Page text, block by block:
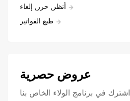
أنظر, حرر, إلغاء
طبع الفواتير
عروض حصرية
اشترك في برنامج الولاء الخاص بنا